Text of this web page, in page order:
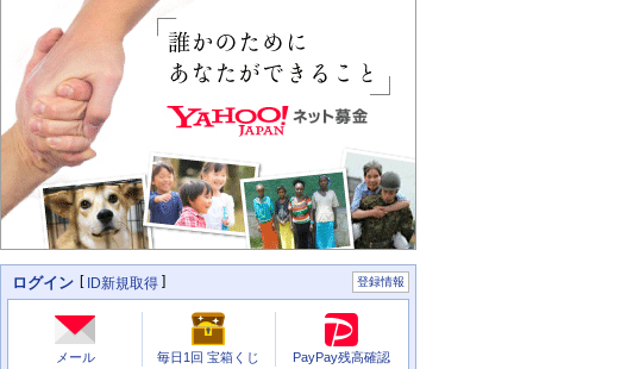
個
人
ログイン ID新規取得 登録情報
あ
た
の
ス
メール 毎日1回 宝箱くじ PayPay残高確認